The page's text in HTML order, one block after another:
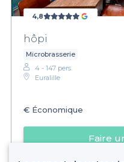
4,8
hôpi
Microbrasserie
4 - 147 pers.
Euralille
€ Économique
Faire